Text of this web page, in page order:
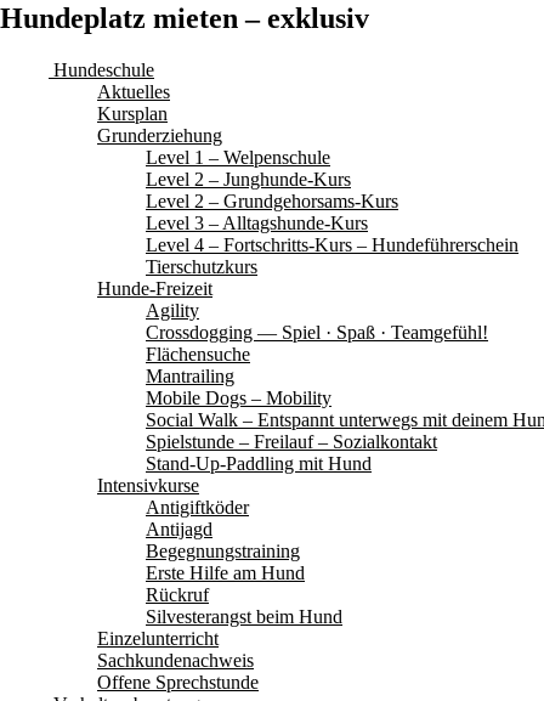
Hundeplatz mieten – exklusiv
Hundeschule
Aktuelles
Kursplan
Grunderziehung
Level 1 – Welpenschule
Level 2 – Junghunde-Kurs
Level 2 – Grundgehorsams-Kurs
Level 3 – Alltagshunde-Kurs
Level 4 – Fortschritts-Kurs – Hundeführerschein
Tierschutzkurs
Hunde-Freizeit
Agility
Crossdogging — Spiel · Spaß · Teamgefühl!
Flächensuche
Mantrailing
Mobile Dogs – Mobility
Social Walk – Entspannt unterwegs mit deinem
Spielstunde – Freilauf – Sozialkontakt
Stand-Up-Paddling mit Hund
Intensivkurse
Antigiftköder
Antijagd
Begegnungstraining
Erste Hilfe am Hund
Rückruf
Silvesterangst beim Hund
Einzelunterricht
Sachkundenachweis
Offene Sprechstunde